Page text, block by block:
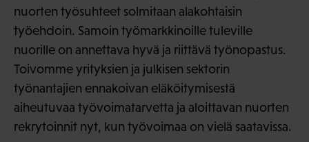
nuorten työsuhteet solmitaan alakohtaisin
työehdoin. Samoin työmarkkinoille tuleville
nuorille on annettava hyvä ja riittävä työnopastus.
Toivomme yrityksien ja julkisen sektorin
työnantajien ennakoivan eläköitymisestä
aiheutuvaa työvoimatarvetta ja aloittavan nuorten
rekrytoinnit nyt, kun työvoimaa on vielä saatavissa.